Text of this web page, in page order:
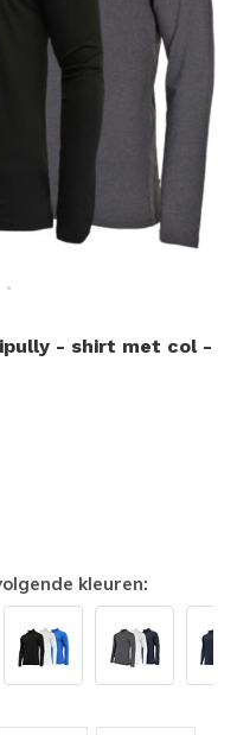
- shirt met col -
kleuren: